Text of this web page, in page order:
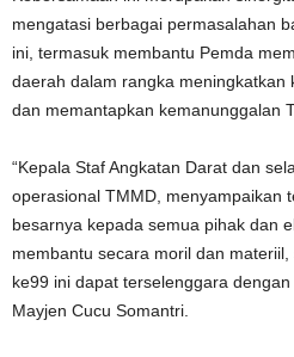
mengatasi berbagai permasalahan
ini, termasuk membantu Pemda
daerah dalam rangka meningkatkan
dan memantapkan kemanunggalan
“Kepala Staf Angkatan Darat dan
operasional TMMD, menyampaikan
besarnya kepada semua pihak dan
membantu secara moril dan
ke99 ini dapat terselenggara
Mayjen Cucu Somantri.